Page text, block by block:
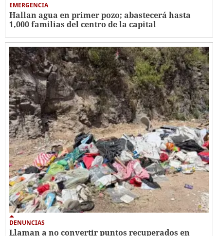
EMERGENCIA
Hallan agua en primer pozo; abastecerá hasta
1,000 familias del centro de la capital
DENUNCIAS
Llaman a no convertir puntos recuperados en